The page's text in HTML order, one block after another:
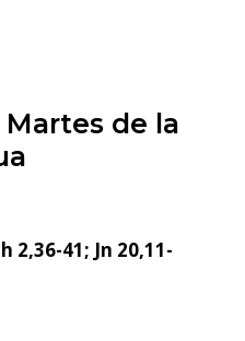
de la
2,36-41; Jn 20,11-